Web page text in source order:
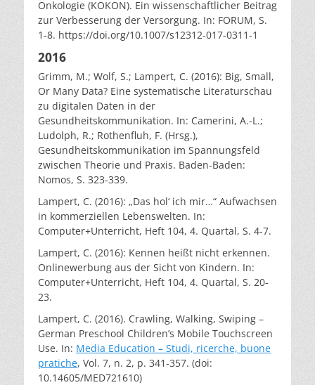
Onkologie (KOKON). Ein wissenschaftlicher Beitrag
zur Verbesserung der Versorgung. In: FORUM, S.
1-8. https://doi.org/10.1007/s12312-017-0311-1
2016
Grimm, M.; Wolf, S.; Lampert, C. (2016): Big, Small,
Or Many Data? Eine systematische Literaturschau
zu digitalen Daten in der
Gesundheitskommunikation. In: Camerini, A.-L.;
Ludolph, R.; Rothenfluh, F. (Hrsg.),
Gesundheitskommunikation im Spannungsfeld
zwischen Theorie und Praxis. Baden-Baden:
Nomos, S. 323-339.
Lampert, C. (2016): „Das hol‘ ich mir…“ Aufwachsen
in kommerziellen Lebenswelten. In:
Computer+Unterricht, Heft 104, 4. Quartal, S. 4-7.
Lampert, C. (2016): Kennen heißt nicht erkennen.
Onlinewerbung aus der Sicht von Kindern. In:
Computer+Unterricht, Heft 104, 4. Quartal, S. 20-
23.
Lampert, C. (2016). Crawling, Walking, Swiping –
German Preschool Children’s Mobile Touchscreen
Use. In: Media Education – Studi, ricerche, buone
pratiche, Vol. 7, n. 2, p. 341-357. (doi:
10.14605/MED721610)